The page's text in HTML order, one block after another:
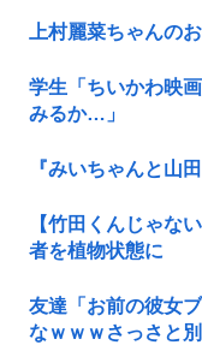
上村麗菜ちゃんの
学生「ちいかわ映
みるか…」
『みいちゃんと山
【竹田くんじゃな
者を植物状態に
友達「お前の彼女
なｗｗｗさっさと